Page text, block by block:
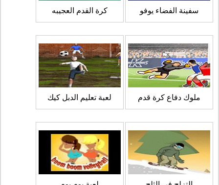
سفينة الفضاء يوفو كرة القدم العجيبه
ملوك دفاع كرة قدم لعبة تعليم الدبل كيك